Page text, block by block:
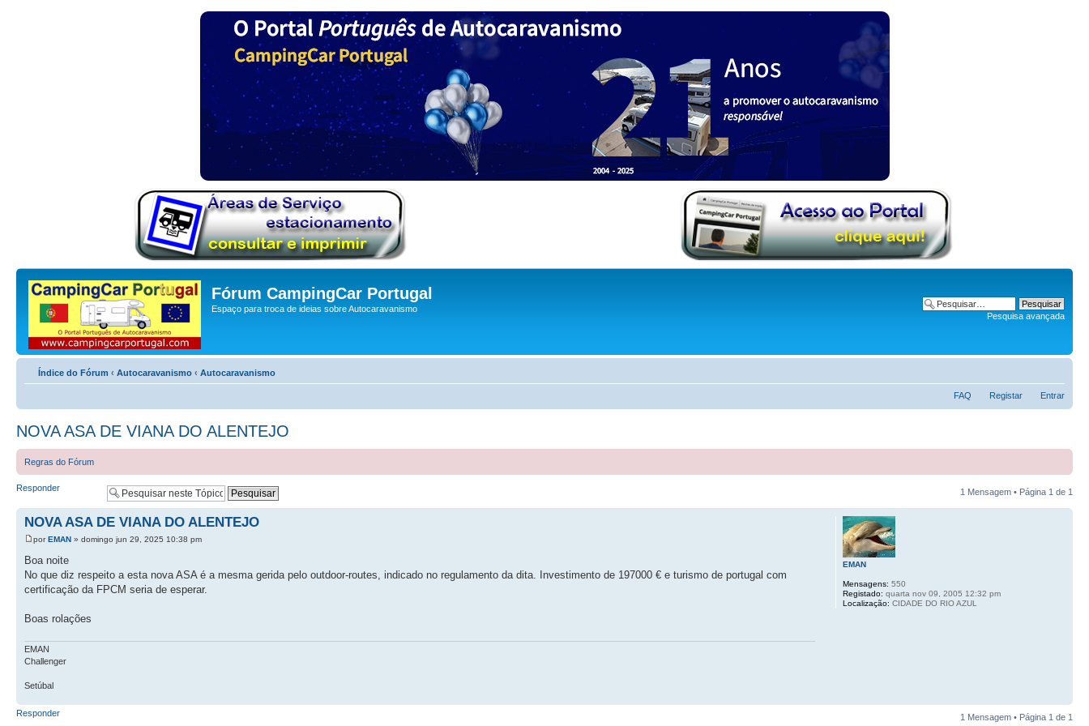
Fórum CampingCar Portugal
Espaço para troca de ideias sobre Autocaravanismo
Pesquisa avançada
Índice do Fórum ‹ Autocaravanismo ‹ Autocaravanismo
FAQ Registar Entrar
NOVA ASA DE VIANA DO ALENTEJO
Regras do Fórum
Responder 1 Mensagem • Página 1 de 1
NOVA ASA DE VIANA DO ALENTEJO
porEMAN » domingo jun 29, 2025 10:38 pm
Boa noite
No que diz respeito a esta nova ASA é a mesma gerida pelo outdoor-routes, indicado no regulamento da dita. Investimento de 197000 € e turismo de portugal com
certificação da FPCM seria de esperar.
Boas rolações
EMAN
Challenger
Setúbal
EMAN
Mensagens: 550
Registado: quarta nov 09, 2005 12:32 pm
Localização: CIDADE DO RIO AZUL
Responder 1 Mensagem • Página 1 de 1